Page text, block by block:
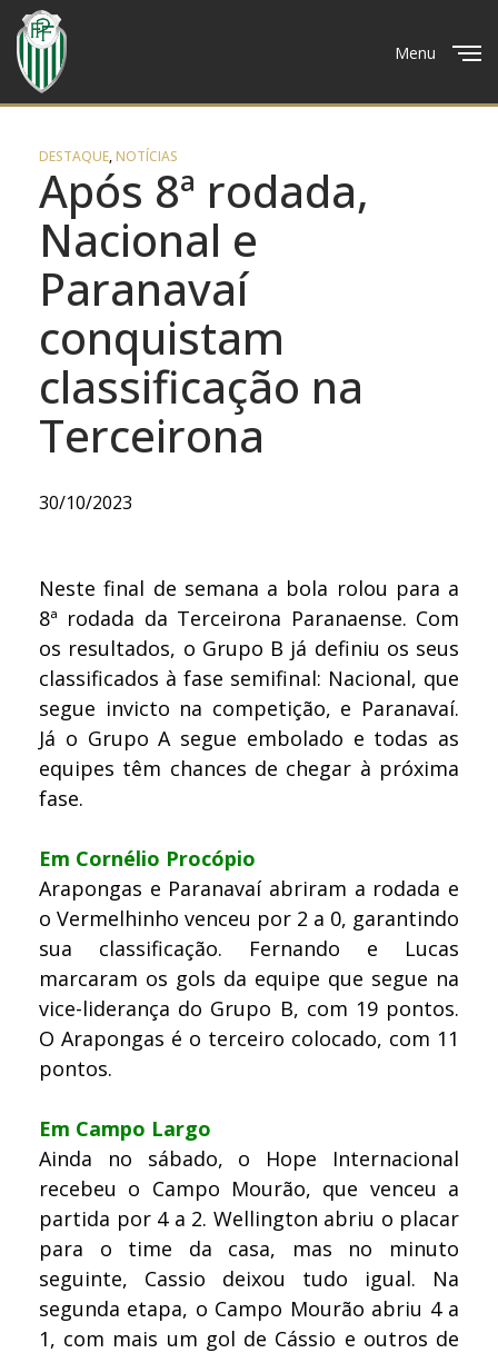
Menu
DESTAQUE,NOTÍCIAS
Após 8ª rodada,
Nacional e
Paranavaí
conquistam
classificação na
Terceirona
30/10/2023
Neste final de semana a bola rolou para a
8ª rodada da Terceirona Paranaense. Com
os resultados, o Grupo B já definiu os seus
classificados à fase semifinal: Nacional, que
segue invicto na competição, e Paranavaí.
Já o Grupo A segue embolado e todas as
equipes têm chances de chegar à próxima
fase.
Em Cornélio Procópio
Arapongas e Paranavaí abriram a rodada e
o Vermelhinho venceu por 2 a 0, garantindo
sua classificação. Fernando e Lucas
marcaram os gols da equipe que segue na
vice-liderança do Grupo B, com 19 pontos.
O Arapongas é o terceiro colocado, com 11
pontos.
Em Campo Largo
Ainda no sábado, o Hope Internacional
recebeu o Campo Mourão, que venceu a
partida por 4 a 2. Wellington abriu o placar
para o time da casa, mas no minuto
seguinte, Cassio deixou tudo igual. Na
segunda etapa, o Campo Mourão abriu 4 a
1, com mais um gol de Cássio e outros de